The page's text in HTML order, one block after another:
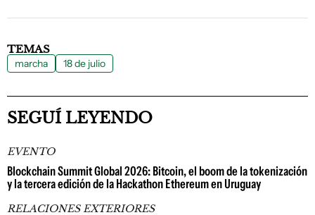
TEMAS
marcha 18 de julio
SEGUÍ LEYENDO
EVENTO
Blockchain Summit Global 2026: Bitcoin, el boom de la tokenización
y la tercera edición de la Hackathon Ethereum en Uruguay
RELACIONES EXTERIORES